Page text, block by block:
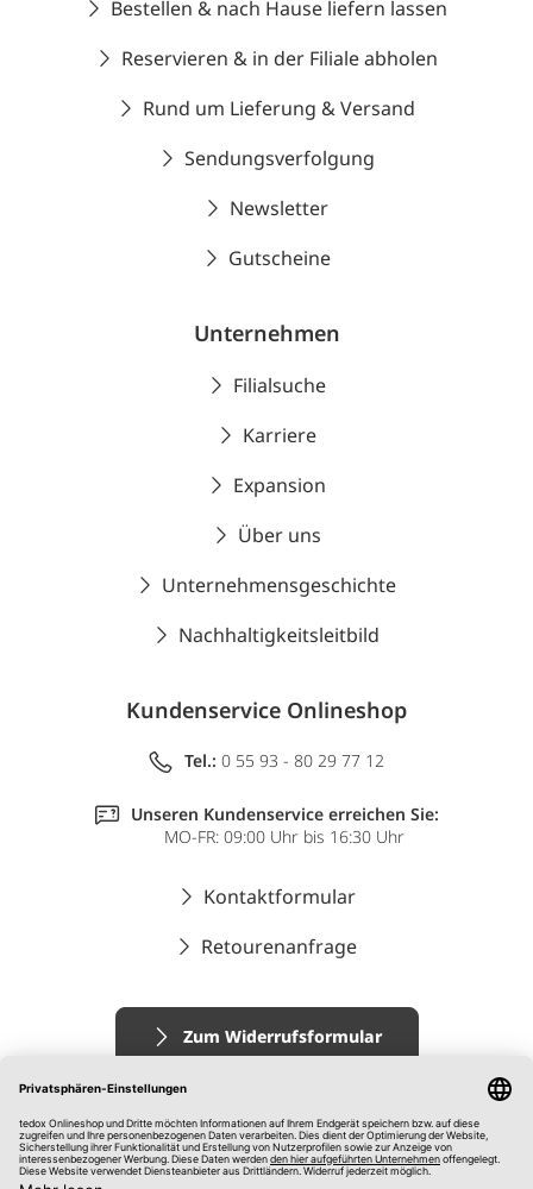
Bestellen & nach Hause liefern lassen
Reservieren & in der Filiale abholen
Rund um Lieferung & Versand
Sendungsverfolgung
Newsletter
Gutscheine
Unternehmen
Filialsuche
Karriere
Expansion
Über uns
Unternehmensgeschichte
Nachhaltigkeitsleitbild
Kundenservice Onlineshop
Tel.: 0 55 93 - 80 29 77 12
Unseren Kundenservice erreichen Sie:
MO-FR: 09:00 Uhr bis 16:30 Uhr
Kontaktformular
Retourenanfrage
Zum Widerrufsformular
Impressum
AGB